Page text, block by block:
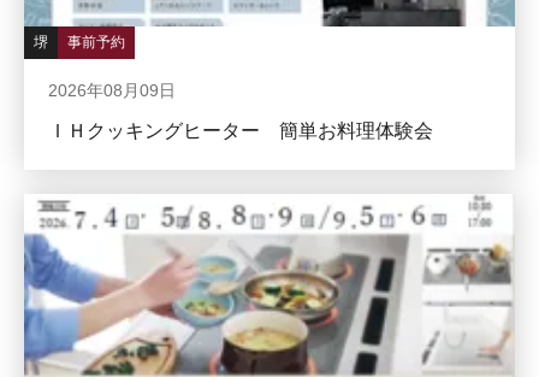
堺 事前予約
2026年08月09日
ＩＨクッキングヒーター 簡単お料理体験会